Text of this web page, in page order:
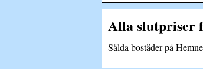
Alla slutpriser
Sålda bostäder på